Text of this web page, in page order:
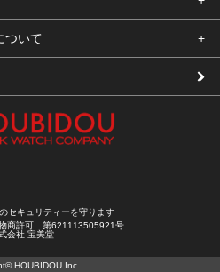
ついて
セキュリティーを守ります
商許可 第621113505921号
会社 宝美堂
HOUBIDOU.Inc